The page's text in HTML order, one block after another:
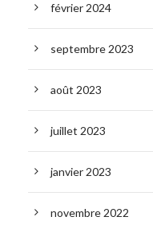
février 2024
septembre 2023
août 2023
juillet 2023
janvier 2023
novembre 2022